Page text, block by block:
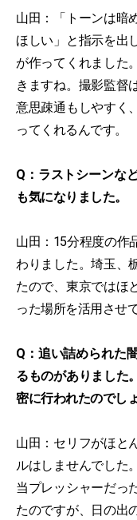
山田：「トーンは暗
ほしい」と指示を出
が作ってくれました
きますね。撮影監督
意思疎通もしやすく
ってくれるんです。
Q：ラストシーンな
も気になりました。
山田：15分程度の作
わりました。埼玉、
たので、東京ではほ
った場所を活用させ
Q：追い詰められた
るものがありました
密に行われたのでしょ
山田：セリフがほと
ルはしませんでした
当プレッシャーだっ
たのですが、日の出